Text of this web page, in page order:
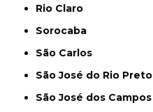
Rio Claro
Sorocaba
São Carlos
São José do Rio Preto
São José dos Campos